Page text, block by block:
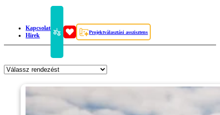
Kapcsolat
Hírek
Projektválasztási asszisztens